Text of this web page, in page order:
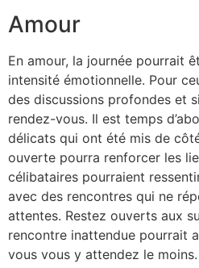
Amour
En amour, la journée pourrait
intensité émotionnelle. Pour
des discussions profondes et
rendez-vous. Il est temps
délicats qui ont été mis de
ouverte pourra renforcer les
célibataires pourraient
avec des rencontres qui ne
attentes. Restez ouverts aux
rencontre inattendue pourrait
vous vous y attendez le moins.